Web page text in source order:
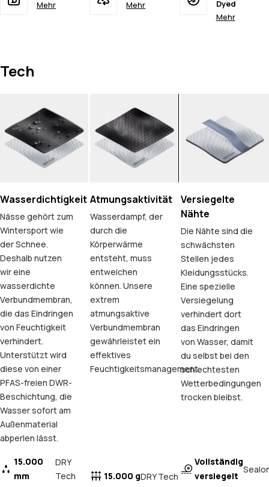
Mehr Mehr
Dyed
Mehr
Tech
Wasserdichtigkeit
Nässe gehört zum
Wintersport wie
der Schnee.
Deshalb nutzen
wir eine
wasserdichte
Verbundmembran,
die das Eindringen
von Feuchtigkeit
verhindert.
Unterstützt wird
diese von einer
PFAS-freien DWR-
Beschichtung, die
Wasser sofort am
Außenmaterial
abperlen lässt.
15.000
mm
DRY
Tech
Atmungsaktivität
Wasserdampf, der
durch die
Körperwärme
entsteht, muss
entweichen
können. Unsere
extrem
atmungsaktive
Verbundmembran
gewährleistet ein
effektives
Feuchtigkeitsmanagement.
15.000 gDRY Tech
Versiegelte
Nähte
Die Nähte sind die
schwächsten
Stellen jedes
Kleidungsstücks.
Eine spezielle
Versiegelung
verhindert dort
das Eindringen
von Wasser, damit
du selbst bei den
schlechtesten
Wetterbedingungen
trocken bleibst.
Vollständig
versiegelt